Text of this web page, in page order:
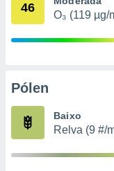
estudos
46
O₃ (119 µg/
Pólen
Baixo
Relva (9 #/